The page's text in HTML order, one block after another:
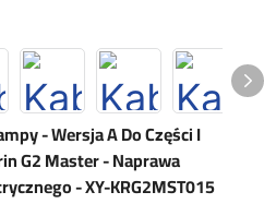
- Wersja A Do Części I
G2 Master - Naprawa
- XY-KRG2MST015